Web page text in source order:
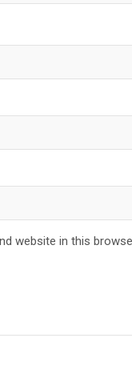
website in this